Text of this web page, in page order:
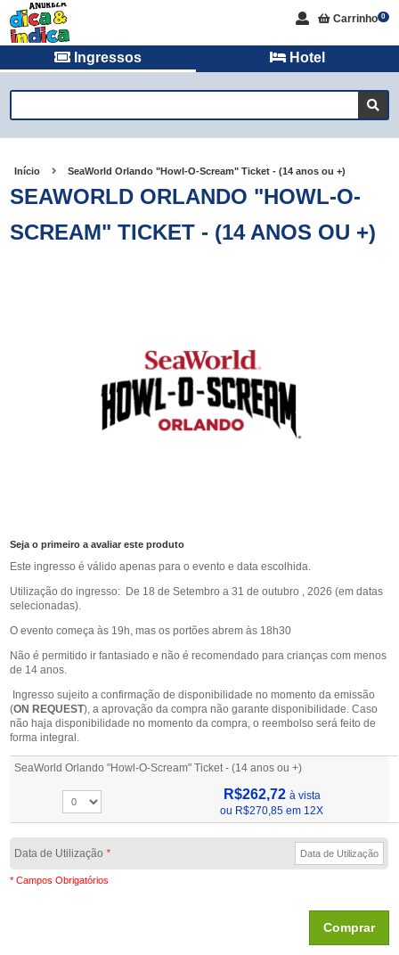
Carrinho 0
Ingressos Hotel
Início SeaWorld Orlando "Howl-O-Scream" Ticket - (14 anos ou +)
SEAWORLD ORLANDO "HOWL-O-
SCREAM" TICKET - (14 ANOS OU +)
Seja o primeiro a avaliar este produto
Este ingresso é válido apenas para o evento e data escolhida.
Utilização do ingresso: De 18 de Setembro a 31 de outubro , 2026 (em datas
selecionadas).
O evento começa às 19h, mas os portões abrem às 18h30
Não é permitido ir fantasiado e não é recomendado para crianças com menos
de 14 anos.
Ingresso sujeito a confirmação de disponibilidade no momento da emissão
(ON REQUEST), a aprovação da compra não garante disponibilidade. Caso
não haja disponibilidade no momento da compra, o reembolso será feito de
forma integral.
SeaWorld Orlando "Howl-O-Scream" Ticket - (14 anos ou +)
R$262,72 à vista
ou R$270,85 em 12X
Data de Utilização*
* Campos Obrigatórios
Comprar